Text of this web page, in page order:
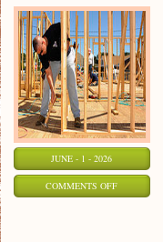
JUNE - 1 - 2026
COMMENTS OFFON